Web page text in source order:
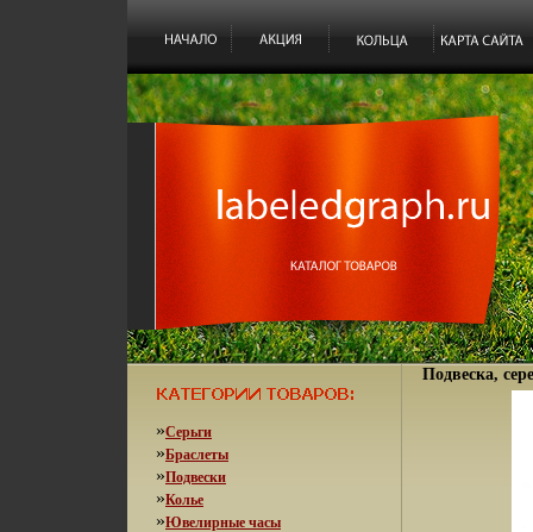
»Серьги
»Браслеты
»Подвески
»Колье
»Ювелирные часы
Подвеска,